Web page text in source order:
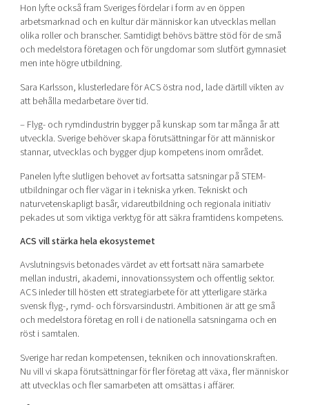
Hon lyfte också fram Sveriges fördelar i form av en öppen
arbetsmarknad och en kultur där människor kan utvecklas mellan
olika roller och branscher. Samtidigt behövs bättre stöd för de små
och medelstora företagen och för ungdomar som slutfört gymnasiet
men inte högre utbildning.
Sara Karlsson, klusterledare för ACS östra nod, lade därtill vikten av
att behålla medarbetare över tid.
– Flyg- och rymdindustrin bygger på kunskap som tar många år att
utveckla. Sverige behöver skapa förutsättningar för att människor
stannar, utvecklas och bygger djup kompetens inom området.
Panelen lyfte slutligen behovet av fortsatta satsningar på STEM-
utbildningar och fler vägar in i tekniska yrken. Tekniskt och
naturvetenskapligt basår, vidareutbildning och regionala initiativ
pekades ut som viktiga verktyg för att säkra framtidens kompetens.
ACS vill stärka hela ekosystemet
Avslutningsvis betonades värdet av ett fortsatt nära samarbete
mellan industri, akademi, innovationssystem och offentlig sektor.
ACS inleder till hösten ett strategiarbete för att ytterligare stärka
svensk flyg-, rymd- och försvarsindustri. Ambitionen är att ge små
och medelstora företag en roll i de nationella satsningarna och en
röst i samtalen.
Sverige har redan kompetensen, tekniken och innovationskraften.
Nu vill vi skapa förutsättningar för fler företag att växa, fler människor
att utvecklas och fler samarbeten att omsättas i affärer.